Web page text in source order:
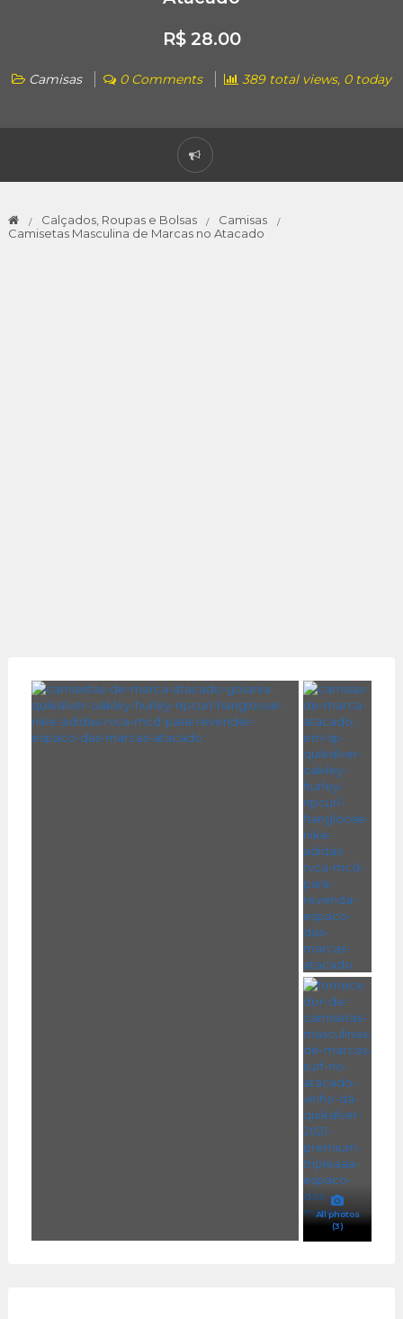
R$ 28.00
Camisas 0 Comments 389 total views, 0 today
Calçados, Roupas e Bolsas
Camisas
Camisetas Masculina de Marcas no Atacado
All photos
(3)